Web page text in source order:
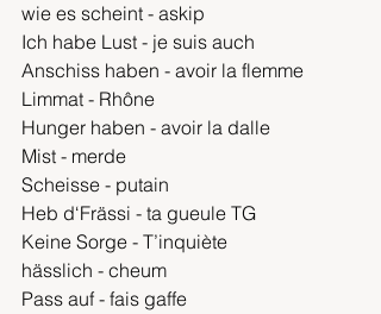
wie es scheint - askip
Ich habe Lust - je suis auch
Anschiss haben - avoir la flemme
Limmat - Rhône
Hunger haben - avoir la dalle
Mist - merde
Scheisse - putain
Heb d‘Frässi - ta gueule TG
Keine Sorge - T’inquiète
hässlich - cheum
Pass auf - fais gaffe